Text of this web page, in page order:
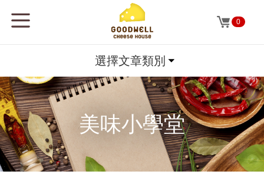
0
美味小學堂
選擇文章類別